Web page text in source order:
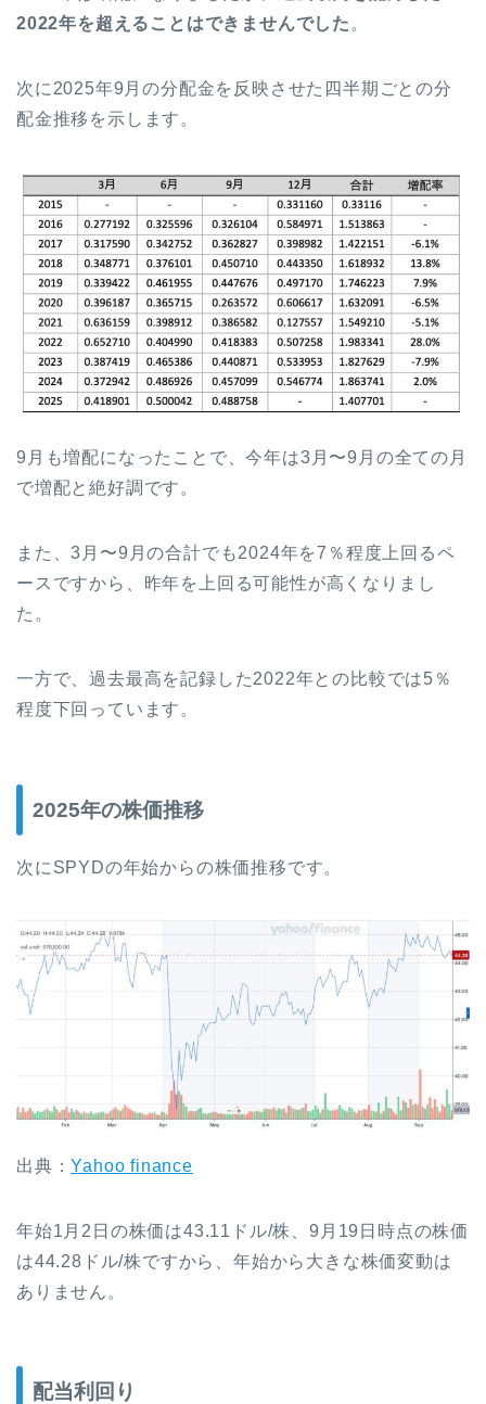
2022年を超えることはできませんでした。
次に2025年9月の分配金を反映させた四半期ごとの分
配金推移を示します。
9月も増配になったことで、今年は3月〜9月の全ての月
で増配と絶好調です。
また、3月〜9月の合計でも2024年を7％程度上回るペ
ースですから、昨年を上回る可能性が高くなりまし
た。
一方で、過去最高を記録した2022年との比較では5％
程度下回っています。
2025年の株価推移
次にSPYDの年始からの株価推移です。
出典：Yahoo finance
年始1月2日の株価は43.11ドル/株、9月19日時点の株価
は44.28ドル/株ですから、年始から大きな株価変動は
ありません。
配当利回り